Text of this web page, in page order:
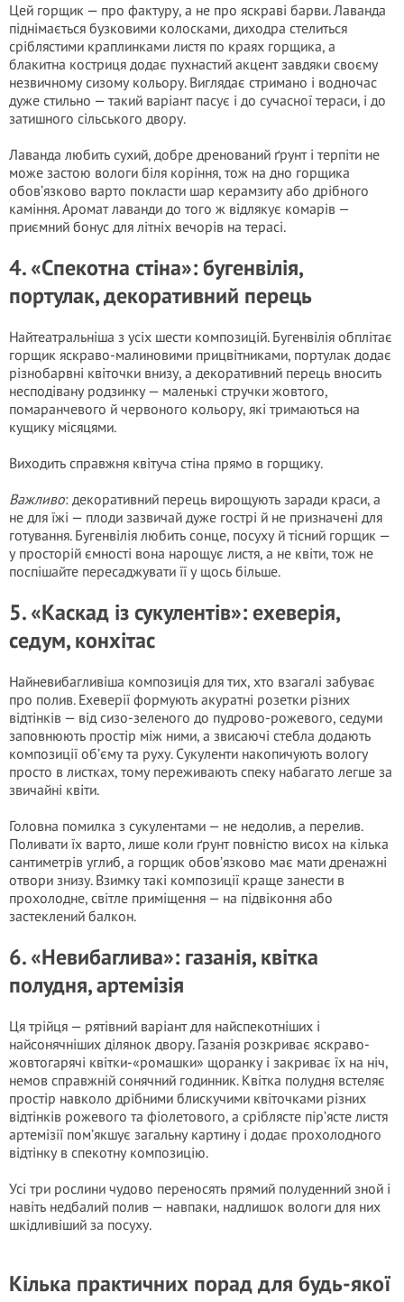
Цей горщик — про фактуру, а не про яскраві барви. Лаванда
піднімається бузковими колосками, диходра стелиться
сріблястими краплинками листя по краях горщика, а
блакитна костриця додає пухнастий акцент завдяки своєму
незвичному сизому кольору. Виглядає стримано і водночас
дуже стильно — такий варіант пасує і до сучасної тераси, і до
затишного сільського двору.
Лаванда любить сухий, добре дренований ґрунт і терпіти не
може застою вологи біля коріння, тож на дно горщика
обов’язково варто покласти шар керамзиту або дрібного
каміння. Аромат лаванди до того ж відлякує комарів —
приємний бонус для літніх вечорів на терасі.
4. «Спекотна стіна»: бугенвілія,
портулак, декоративний перець
Найтеатральніша з усіх шести композицій. Бугенвілія обплітає
горщик яскраво-малиновими прицвітниками, портулак додає
різнобарвні квіточки внизу, а декоративний перець вносить
несподівану родзинку — маленькі стручки жовтого,
помаранчевого й червоного кольору, які тримаються на
кущику місяцями.
Виходить справжня квітуча стіна прямо в горщику.
Важливо: декоративний перець вирощують заради краси, а
не для їжі — плоди зазвичай дуже гострі й не призначені для
готування. Бугенвілія любить сонце, посуху й тісний горщик —
у просторій ємності вона нарощує листя, а не квіти, тож не
поспішайте пересаджувати її у щось більше.
5. «Каскад із сукулентів»: ехеверія,
седум, конхітас
Найневибагливіша композиція для тих, хто взагалі забуває
про полив. Ехеверії формують акуратні розетки різних
відтінків — від сизо-зеленого до пудрово-рожевого, седуми
заповнюють простір між ними, а звисаючі стебла додають
композиції об’єму та руху. Сукуленти накопичують вологу
просто в листках, тому переживають спеку набагато легше за
звичайні квіти.
Головна помилка з сукулентами — не недолив, а перелив.
Поливати їх варто, лише коли ґрунт повністю висох на кілька
сантиметрів углиб, а горщик обов’язково має мати дренажні
отвори знизу. Взимку такі композиції краще занести в
прохолодне, світле приміщення — на підвіконня або
застеклений балкон.
6. «Невибаглива»: газанія, квітка
полудня, артемізія
Ця трійця — рятівний варіант для найспекотніших і
найсонячніших ділянок двору. Газанія розкриває яскраво-
жовтогарячі квітки-«ромашки» щоранку і закриває їх на ніч,
немов справжній сонячний годинник. Квітка полудня встеляє
простір навколо дрібними блискучими квіточками різних
відтінків рожевого та фіолетового, а сріблясте пір’ясте листя
артемізії пом’якшує загальну картину і додає прохолодного
відтінку в спекотну композицію.
Усі три рослини чудово переносять прямий полуденний зной і
навіть недбалий полив — навпаки, надлишок вологи для них
шкідливіший за посуху.
Кілька практичних порад для будь-якої